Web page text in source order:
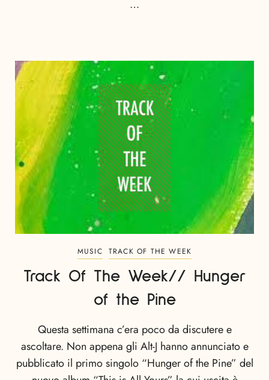
…
MUSIC TRACK OF THE WEEK
Track Of The Week// Hunger
of the Pine
Questa settimana c’era poco da discutere e
ascoltare. Non appena gli Alt-J hanno annunciato e
pubblicato il primo singolo “Hunger of the Pine” del